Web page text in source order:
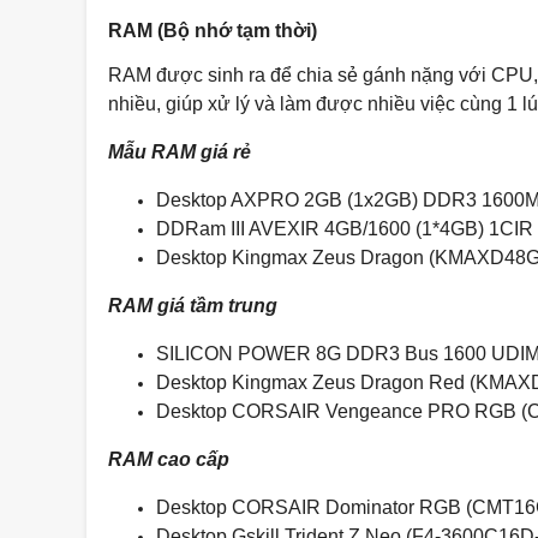
RAM (Bộ nhớ tạm thời)
RAM được sinh ra để chia sẻ gánh nặng với
nhiều, giúp xử lý và làm được nhiều việc cùng 1
Mẫu RAM giá rẻ
Desktop AXPRO 2GB (1x2GB) DDR3
DDRam III AVEXIR 4GB/1600 (1*4GB)
Desktop Kingmax Zeus Dragon
RAM giá tầm trung
SILICON POWER 8G DDR3 Bus 1600
Desktop Kingmax Zeus Dragon Red
Desktop CORSAIR Vengeance PRO RGB
RAM cao cấp
Desktop CORSAIR Dominator RGB